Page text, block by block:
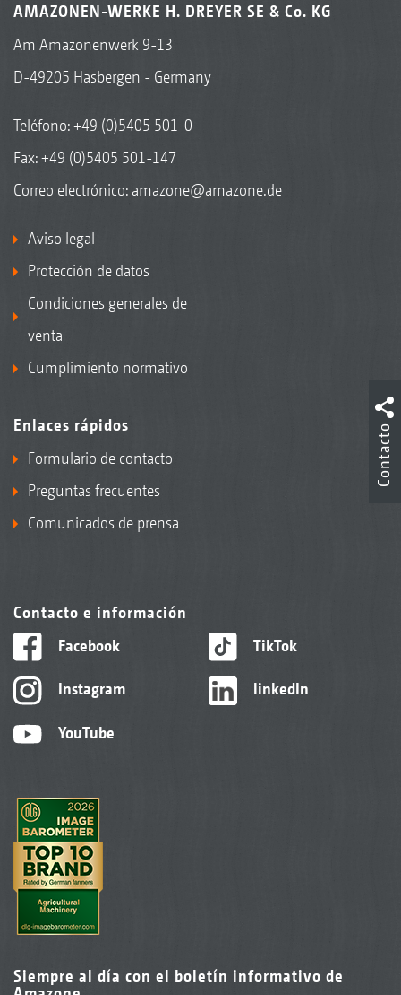
AMAZONEN-WERKE H. DREYER SE & Co. KG
Am Amazonenwerk 9-13
D-49205 Hasbergen - Germany
Teléfono:+49 (0)5405 501-0
Fax: +49 (0)5405 501-147
Correo electrónico: amazone@amazone.de
Aviso legal
Protección de datos
Condiciones generales de
venta
Cumplimiento normativo
Enlaces rápidos
Formulario de contacto
Preguntas frecuentes
Comunicados de prensa
Contacto e información
Facebook
Instagram
YouTube
TikTok
linkedIn
Siempre al día con el boletín informativo de
Contacto